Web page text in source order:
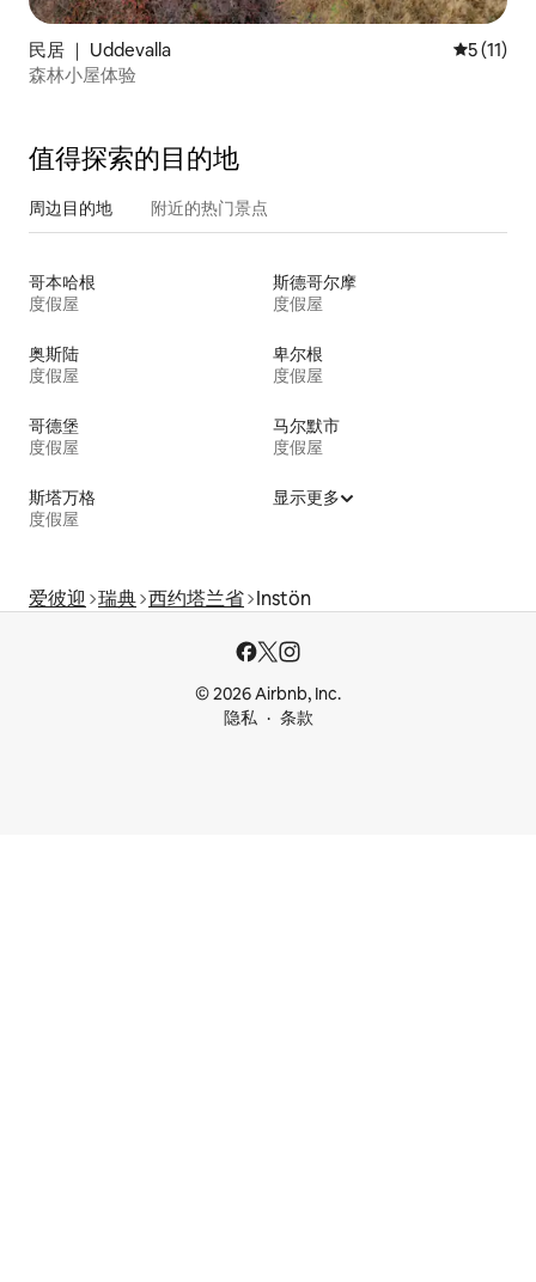
民居 ｜ Uddevalla 平均评分
5 (11)
森林小屋体验
值得探索的目的地
周边目的地 附近的热门景点
哥本哈根
度假屋
斯德哥尔摩
度假屋
奥斯陆
度假屋
卑尔根
度假屋
哥德堡
度假屋
马尔默市
度假屋
斯塔万格
度假屋
显示更多
爱彼迎 瑞典 西约塔兰省 Instön
© 2026 Airbnb, Inc.
隐私
条款